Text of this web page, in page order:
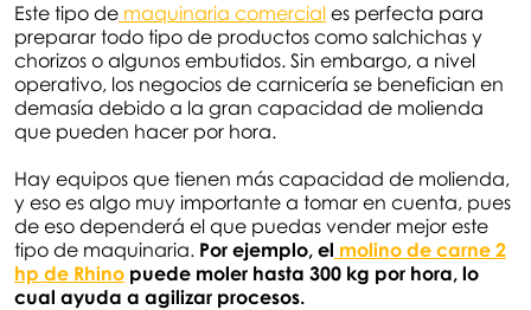
Este tipo de maquinaria comercial es perfecta para
preparar todo tipo de productos como salchichas y
chorizos o algunos embutidos. Sin embargo, a nivel
operativo, los negocios de carnicería se benefician en
demasía debido a la gran capacidad de molienda
que pueden hacer por hora.
Hay equipos que tienen más capacidad de molienda,
y eso es algo muy importante a tomar en cuenta, pues
de eso dependerá el que puedas vender mejor este
tipo de maquinaria. Por ejemplo, el molino de carne 2
hp de Rhino puede moler hasta 300 kg por hora, lo
cual ayuda a agilizar procesos.